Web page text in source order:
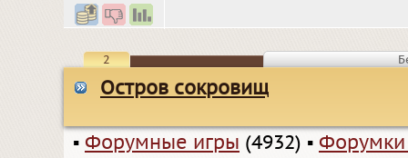
2
Остров сокровищ
▪ Форумные игры (4932) ▪